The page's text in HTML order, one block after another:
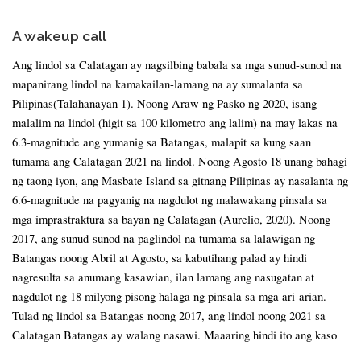
A wakeup call
Ang lindol sa Calatagan ay nagsilbing babala sa mga sunud-sunod na
mapanirang lindol na kamakailan-lamang na ay sumalanta sa
Pilipinas(Talahanayan 1). Noong Araw ng Pasko ng 2020, isang
malalim na lindol (higit sa 100 kilometro ang lalim) na may lakas na
6.3-magnitude ang yumanig sa Batangas, malapit sa kung saan
tumama ang Calatagan 2021 na lindol. Noong Agosto 18 unang bahagi
ng taong iyon, ang Masbate Island sa gitnang Pilipinas ay nasalanta ng
6.6-magnitude na pagyanig na nagdulot ng malawakang pinsala sa
mga imprastraktura sa bayan ng Calatagan (Aurelio, 2020). Noong
2017, ang sunud-sunod na paglindol na tumama sa lalawigan ng
Batangas noong Abril at Agosto, sa kabutihang palad ay hindi
nagresulta sa anumang kasawian, ilan lamang ang nasugatan at
nagdulot ng 18 milyong pisong halaga ng pinsala sa mga ari-arian.
Tulad ng lindol sa Batangas noong 2017, ang lindol noong 2021 sa
Calatagan Batangas ay walang nasawi. Maaaring hindi ito ang kaso